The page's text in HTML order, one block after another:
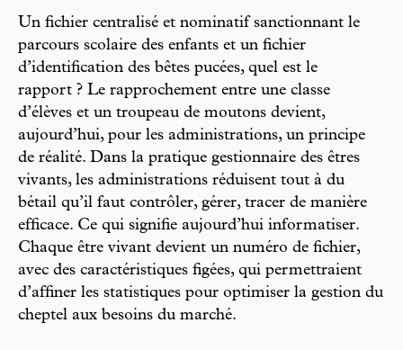
Un fichier centralisé et nominatif sanctionnant le
parcours scolaire des enfants et un fichier
d’identification des bêtes pucées, quel est le
rapport ? Le rapprochement entre une classe
d’élèves et un troupeau de moutons devient,
aujourd’hui, pour les administrations, un principe
de réalité. Dans la pratique gestionnaire des êtres
vivants, les administrations réduisent tout à du
bétail qu’il faut contrôler, gérer, tracer de manière
efficace. Ce qui signifie aujourd’hui informatiser.
Chaque être vivant devient un numéro de fichier,
avec des caractéristiques figées, qui permettraient
d’affiner les statistiques pour optimiser la gestion du
cheptel aux besoins du marché.